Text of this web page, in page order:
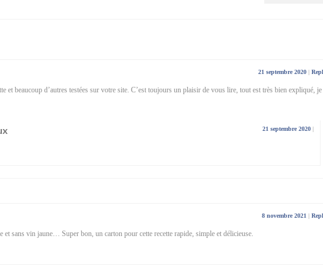
21 septembre 2020 |
et beaucoup d’autres testées sur votre site. C’est toujours un plaisir de vous lire, tout est très bien expliqué, je
21 septembre 2020 |
8 novembre 2021 |
et sans vin jaune… Super bon, un carton pour cette recette rapide, simple et délicieuse.